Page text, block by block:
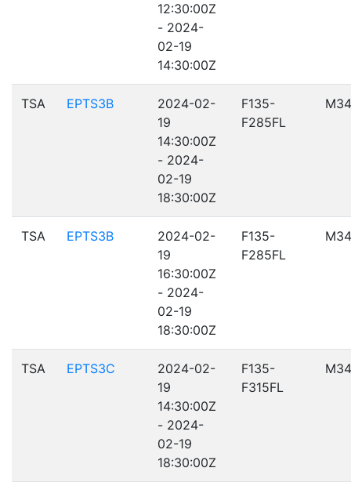
12:30:00Z
- 2024-
02-19
14:30:00Z
TSA EPTS3B
2024-02-
19
14:30:00Z
- 2024-
02-19
18:30:00Z
F135-
F285FL
TSA EPTS3B
2024-02-
19
16:30:00Z
- 2024-
02-19
18:30:00Z
F135-
F285FL
TSA EPTS3C
2024-02-
19
14:30:00Z
- 2024-
02-19
18:30:00Z
F135-
F315FL